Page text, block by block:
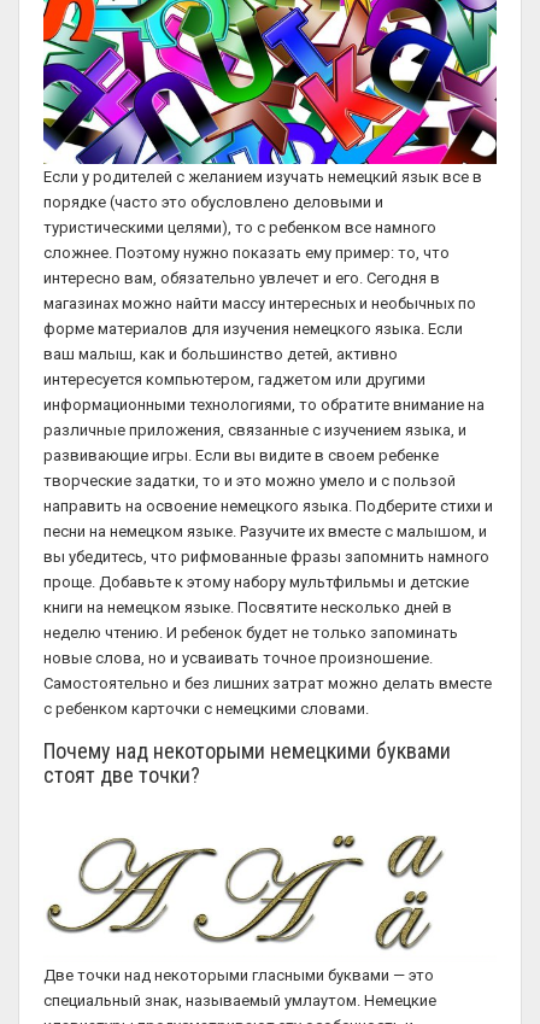
Если у родителей с желанием изучать немецкий язык все в
порядке (часто это обусловлено деловыми и
туристическими целями), то с ребенком все намного
сложнее. Поэтому нужно показать ему пример: то, что
интересно вам, обязательно увлечет и его. Сегодня в
магазинах можно найти массу интересных и необычных по
форме материалов для изучения немецкого языка. Если
ваш малыш, как и большинство детей, активно
интересуется компьютером, гаджетом или другими
информационными технологиями, то обратите внимание на
различные приложения, связанные с изучением языка, и
развивающие игры. Если вы видите в своем ребенке
творческие задатки, то и это можно умело и с пользой
направить на освоение немецкого языка. Подберите стихи и
песни на немецком языке. Разучите их вместе с малышом, и
вы убедитесь, что рифмованные фразы запомнить намного
проще. Добавьте к этому набору мультфильмы и детские
книги на немецком языке. Посвятите несколько дней в
неделю чтению. И ребенок будет не только запоминать
новые слова, но и усваивать точное произношение.
Самостоятельно и без лишних затрат можно делать вместе
с ребенком карточки с немецкими словами.
Почему над некоторыми немецкими буквами
стоят две точки?
Две точки над некоторыми гласными буквами — это
специальный знак, называемый умлаутом. Немецкие